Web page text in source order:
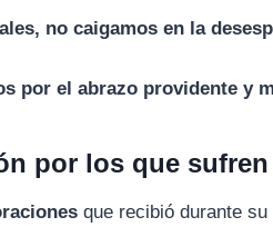
no caigamos en la
por el abrazo providente y
por los que sufren
que recibió durante